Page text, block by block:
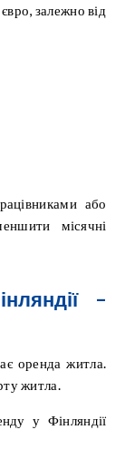
залежно від
або
місячні
–
оренда житла.
житла.
у Фінляндії